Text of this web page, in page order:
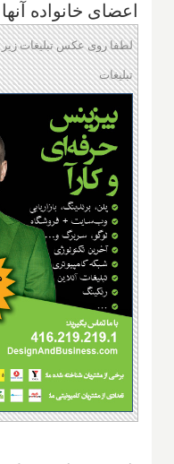
اعضای خانواده
لطفا روی عکس تبلیغات
تبلیغات